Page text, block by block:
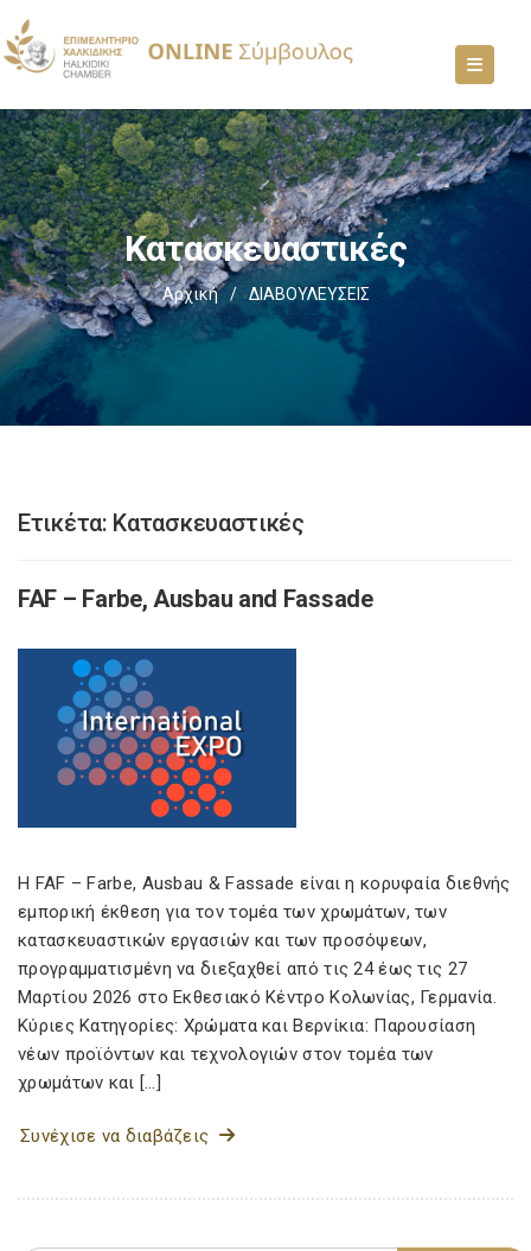
Κατασκευαστικές
Αρχική / ΔΙΑΒΟΥΛΕΥΣΕΙΣ
Ετικέτα: Κατασκευαστικές
FAF – Farbe, Ausbau and Fassade
Η FAF – Farbe, Ausbau & Fassade είναι η κορυφαία διεθνής
εμπορική έκθεση για τον τομέα των χρωμάτων, των
κατασκευαστικών εργασιών και των προσόψεων,
προγραμματισμένη να διεξαχθεί από τις 24 έως τις 27
Μαρτίου 2026 στο Εκθεσιακό Κέντρο Κολωνίας, Γερμανία.
Κύριες Κατηγορίες: Χρώματα και Βερνίκια: Παρουσίαση
νέων προϊόντων και τεχνολογιών στον τομέα των
χρωμάτων και […]
Συνέχισε να διαβάζεις